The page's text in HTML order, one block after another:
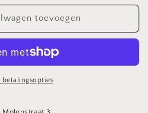
toevoegen
betalingsopties